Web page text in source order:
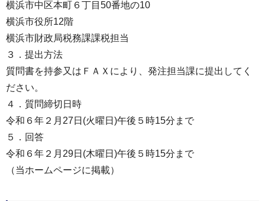
横浜市中区本町６丁目50番地の10
横浜市役所12階
横浜市財政局税務課課税担当
３．提出方法
質問書を持参又はＦＡＸにより、発注担当課に提出してく
ださい。
４．質問締切日時
令和６年２月27日(火曜日)午後５時15分まで
５．回答
令和６年２月29日(木曜日)午後５時15分まで
（当ホームページに掲載）